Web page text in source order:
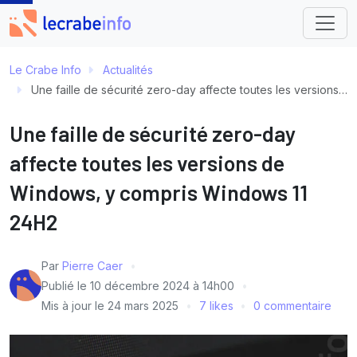
Le Crabe Info
Actualités
Une faille de sécurité zero-day affecte toutes les versions de Windows, y compris Windows 11 24H2
Une faille de sécurité zero-day
affecte toutes les versions de
Windows, y compris Windows 11
24H2
Par Pierre Caer
Publié le 10 décembre 2024 à 14h00
Mis à jour le 24 mars 2025 7 likes 0 commentaire